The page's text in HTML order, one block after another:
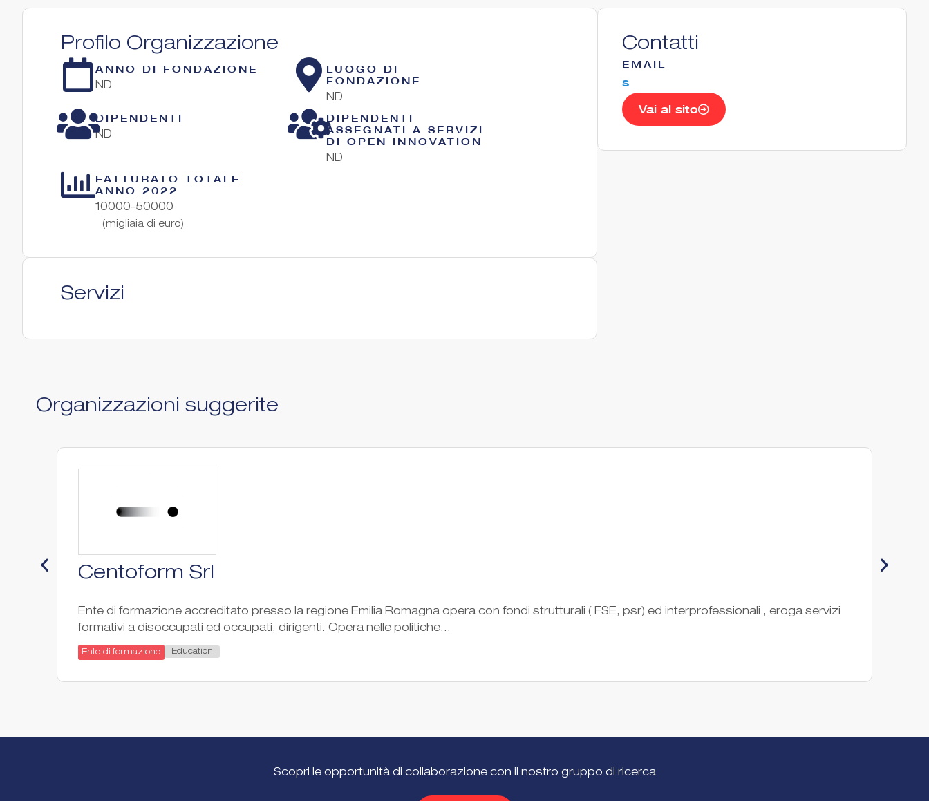
Profilo Organizzazione
ANNO DI FONDAZIONE
ND
LUOGO DI
FONDAZIONE
ND
DIPENDENTI
ND
DIPENDENTI
ASSEGNATI A SERVIZI
DI OPEN INNOVATION
ND
FATTURATO TOTALE
ANNO 2022
10000-50000
(migliaia di euro)
Servizi
Contatti
EMAIL
s
Vai al sito
Organizzazioni suggerite
Centoform Srl
Ente di formazione accreditato presso la regione Emilia Romagna opera con fondi strutturali ( FSE, psr) ed interprofessionali , eroga servizi
formativi a disoccupati ed occupati, dirigenti. Opera nelle politiche...
Ente di formazione Education
Scopri le opportunità di collaborazione con il nostro gruppo di ricerca